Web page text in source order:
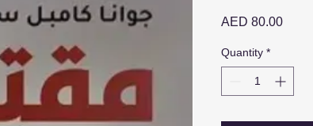
AED 80.00Price
Quantity *